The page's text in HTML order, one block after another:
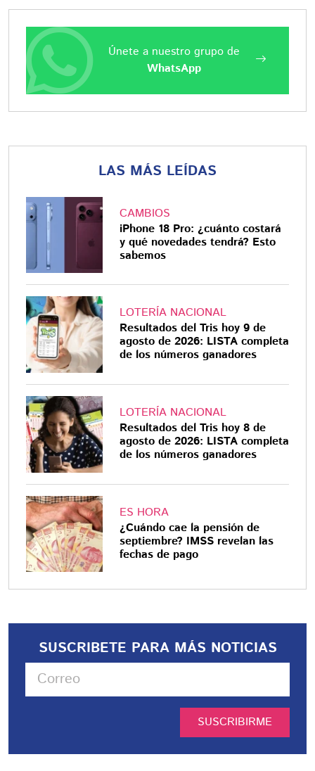
Únete a nuestro grupo de
WhatsApp
LAS MÁS LEÍDAS
CAMBIOS
iPhone 18 Pro: ¿cuánto costará
y qué novedades tendrá? Esto
sabemos
LOTERÍA NACIONAL
Resultados del Tris hoy 9 de
agosto de 2026: LISTA completa
de los números ganadores
LOTERÍA NACIONAL
Resultados del Tris hoy 8 de
agosto de 2026: LISTA completa
de los números ganadores
ES HORA
¿Cuándo cae la pensión de
septiembre? IMSS revelan las
fechas de pago
SUSCRIBETE PARA MÁS NOTICIAS
SUSCRIBIRME